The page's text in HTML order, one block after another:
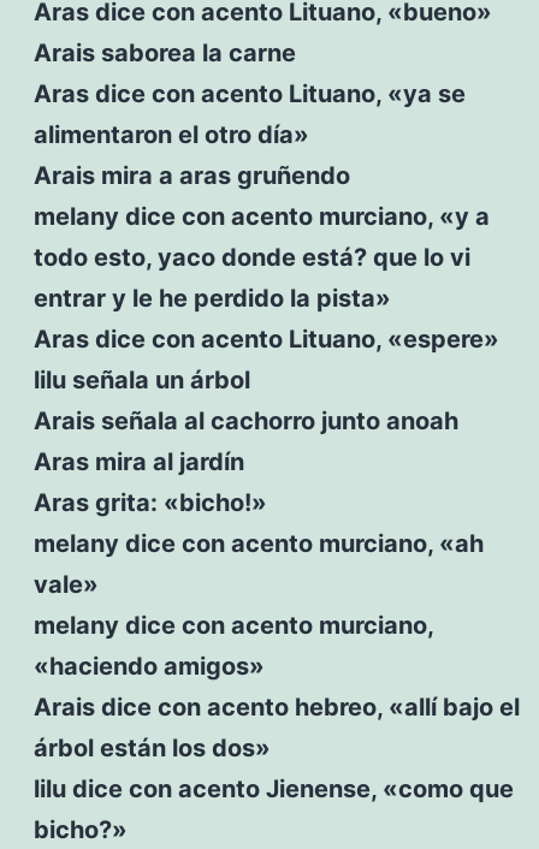
Aras dice con acento Lituano, «bueno»
Arais saborea la carne
Aras dice con acento Lituano, «ya se
alimentaron el otro día»
Arais mira a aras gruñendo
melany dice con acento murciano, «y a
todo esto, yaco donde está? que lo vi
entrar y le he perdido la pista»
Aras dice con acento Lituano, «espere»
lilu señala un árbol
Arais señala al cachorro junto anoah
Aras mira al jardín
Aras grita: «bicho!»
melany dice con acento murciano, «ah
vale»
melany dice con acento murciano,
«haciendo amigos»
Arais dice con acento hebreo, «allí bajo el
árbol están los dos»
lilu dice con acento Jienense, «como que
bicho?»